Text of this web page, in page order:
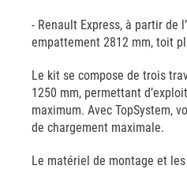
- Renault Express, à partir de
empattement 2812 mm, toit
Le kit se compose de trois
1250 mm, permettant
maximum. Avec TopSystem,
de chargement maximale.
Le matériel de montage et